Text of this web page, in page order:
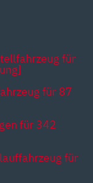
für
für 87
für 342
für